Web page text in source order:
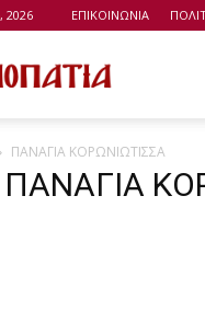
2026 ΕΠΙΚΟΙΝΩΝΙΑ
Μονοπάτια
ΠΑΝΑΓΙΑ ΚΟΡΩΝΙΩΤΙΣΣΑ
ΠΑΝΑΓΙΑ